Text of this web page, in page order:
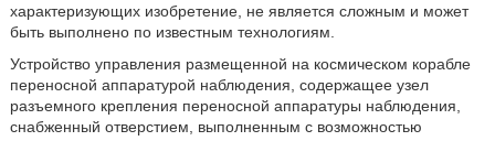
характеризующих изобретение, не является сложным и может
быть выполнено по известным технологиям.
Устройство управления размещенной на космическом корабле
переносной аппаратурой наблюдения, содержащее узел
разъемного крепления переносной аппаратуры наблюдения,
снабженный отверстием, выполненным с возможностью